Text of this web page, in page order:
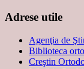
Adrese utile
Agenţia de
Biblioteca
Creştin